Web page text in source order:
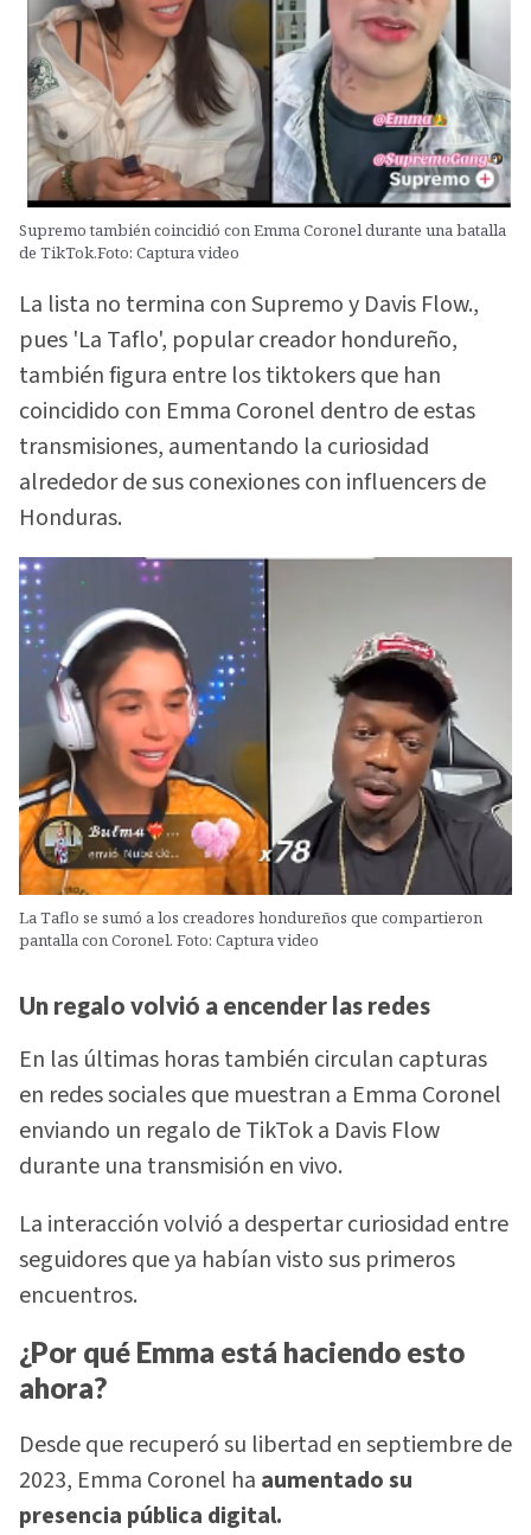
Supremo también coincidió con Emma Coronel durante una batalla
de TikTok.Foto: Captura video
La lista no termina con Supremo y Davis Flow.,
pues 'La Taflo', popular creador hondureño,
también figura entre los tiktokers que han
coincidido con Emma Coronel dentro de estas
transmisiones, aumentando la curiosidad
alrededor de sus conexiones con influencers de
Honduras.
La Taflo se sumó a los creadores hondureños que compartieron
pantalla con Coronel. Foto: Captura video
Un regalo volvió a encender las redes
En las últimas horas también circulan capturas
en redes sociales que muestran a Emma Coronel
enviando un regalo de TikTok a Davis Flow
durante una transmisión en vivo.
La interacción volvió a despertar curiosidad entre
seguidores que ya habían visto sus primeros
encuentros.
¿Por qué Emma está haciendo esto
ahora?
Desde que recuperó su libertad en septiembre de
2023, Emma Coronel ha aumentado su
presencia pública digital.